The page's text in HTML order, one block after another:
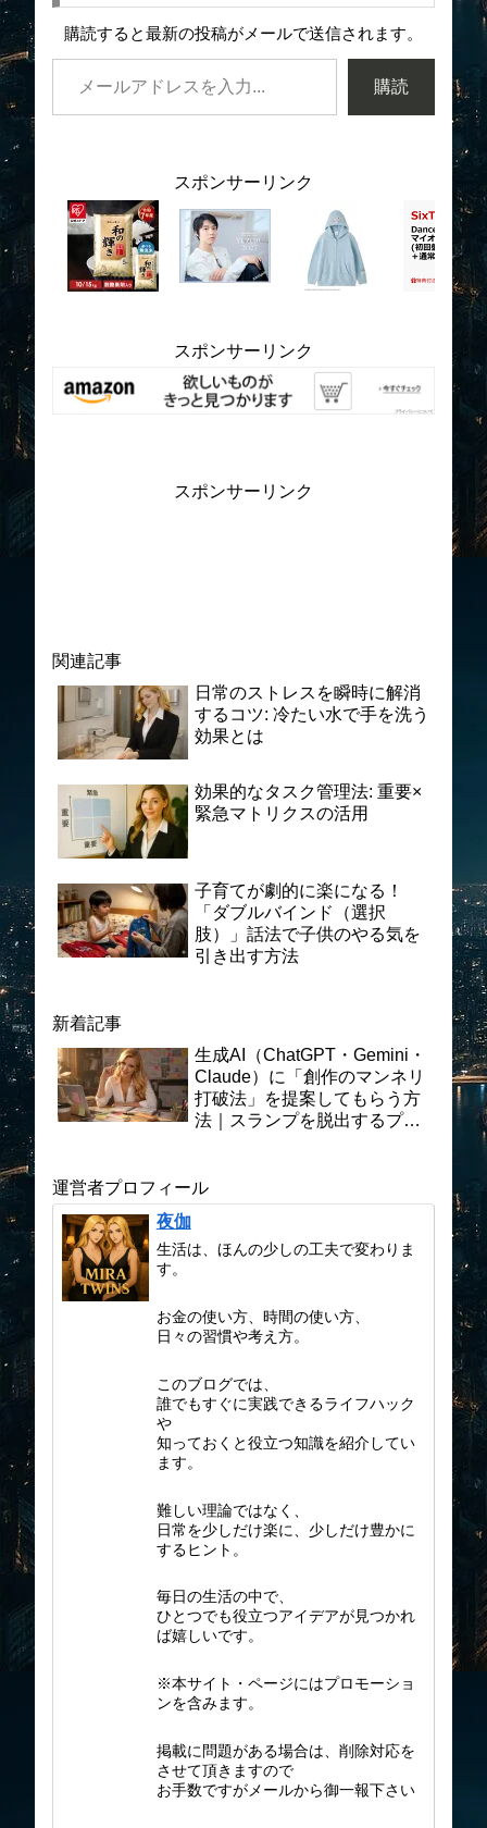
購読すると最新の投稿がメールで送信されます。
購読
スポンサーリンク
スポンサーリンク
スポンサーリンク
関連記事
日常のストレスを瞬時に解消
するコツ: 冷たい水で手を洗う
効果とは
効果的なタスク管理法: 重要×
緊急マトリクスの活用
子育てが劇的に楽になる！
「ダブルバインド（選択
肢）」話法で子供のやる気を
引き出す方法
新着記事
生成AI（ChatGPT・Gemini・
Claude）に「創作のマンネリ
打破法」を提案してもらう方
法｜スランプを脱出するプロ
運営者プロフィール
夜伽
生活は、ほんの少しの工夫で変わりま
す。
お金の使い方、時間の使い方、
日々の習慣や考え方。
このブログでは、
誰でもすぐに実践できるライフハック
や
知っておくと役立つ知識を紹介してい
ます。
難しい理論ではなく、
日常を少しだけ楽に、少しだけ豊かに
するヒント。
毎日の生活の中で、
ひとつでも役立つアイデアが見つかれ
ば嬉しいです。
※本サイト・ページにはプロモーショ
ンを含みます。
掲載に問題がある場合は、削除対応を
させて頂きますので
お手数ですがメールから御一報下さい